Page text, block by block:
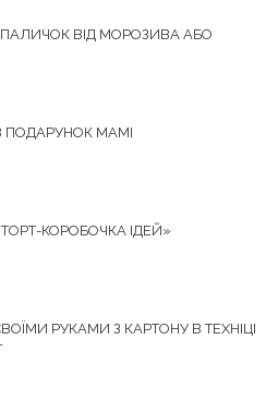
ВІД МОРОЗИВА АБО
ПОДАРУНОК МАМІ
КОРОБОЧКА ІДЕЙ»
РУКАМИ З КАРТОНУ В ТЕХНІЦІ